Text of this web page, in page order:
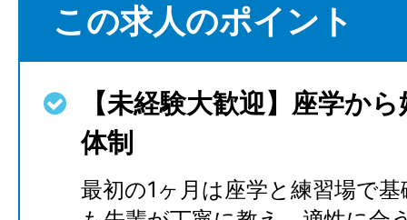
この求人のポイント
【未経験大歓迎】座学か
体制
最初の1ヶ月は座学と練習場で